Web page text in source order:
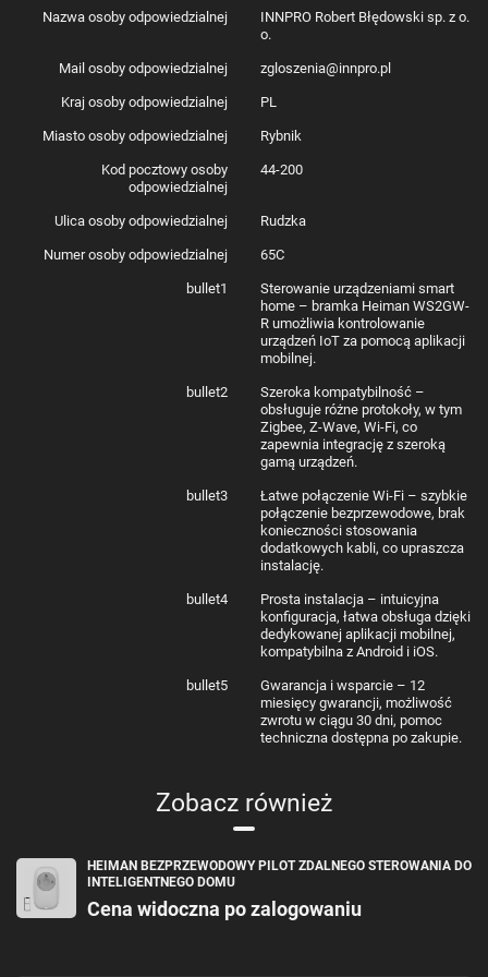
Pełna kontrola nad inteligentnym
domem – Bramka Heiman WS2GW-
Zapomnij o tradycyjnych metodach sterowania urządzeniami domowymi.
Bramka Heiman WS2GW-R WiFi to nowoczesne rozwiązanie, które
pozwala Ci zarządzać wszystkimi urządzeniami IoT w sposób
bezproblemowy. Dzięki technologii WiFi możesz błyskawicznie połączyć
się z urządzeniami w swoim domu i zdalnie je kontrolować za pomocą
aplikacji. Bez względu na to, czy chcesz zapalić światło, włączyć
klimatyzację, czy sprawdzić stan czujników, bramka daje Ci pełną
sprawia, że jest to wygodne rozwiązanie, które pasuje do każdego
inteligentnego domu.
Nazwa osoby odpowiedzialnej
INNPRO Robert Błędowski sp. z o.
o.
Mail osoby odpowiedzialnej zgloszenia@innpro.pl
Kraj osoby odpowiedzialnej PL
Miasto osoby odpowiedzialnej Rybnik
Kod pocztowy osoby
odpowiedzialnej
44-200
Ulica osoby odpowiedzialnej Rudzka
Numer osoby odpowiedzialnej 65C
bullet1
Sterowanie urządzeniami smart
home – bramka Heiman WS2GW-
R umożliwia kontrolowanie
urządzeń IoT za pomocą aplikacji
mobilnej.
bullet2
Szeroka kompatybilność –
obsługuje różne protokoły, w tym
Zigbee, Z-Wave, Wi-Fi, co
zapewnia integrację z szeroką
gamą urządzeń.
bullet3
Łatwe połączenie Wi-Fi – szybkie
połączenie bezprzewodowe, brak
konieczności stosowania
dodatkowych kabli, co upraszcza
instalację.
bullet4
Prosta instalacja – intuicyjna
konfiguracja, łatwa obsługa dzięki
dedykowanej aplikacji mobilnej,
kompatybilna z Android i iOS.
bullet5
Gwarancja i wsparcie – 12
miesięcy gwarancji, możliwość
zwrotu w ciągu 30 dni, pomoc
techniczna dostępna po zakupie.
Zobacz również
HEIMAN BEZPRZEWODOWY PILOT ZDALNEGO STEROWANIA DO
INTELIGENTNEGO DOMU
Cena widoczna po zalogowaniu